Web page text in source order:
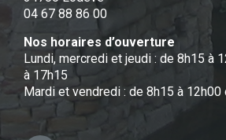
04 67 88 86 00
Nos horaires d’ouverture
Lundi, mercredi et jeudi : de 8h15 à
à 17h15
Mardi et vendredi : de 8h15 à